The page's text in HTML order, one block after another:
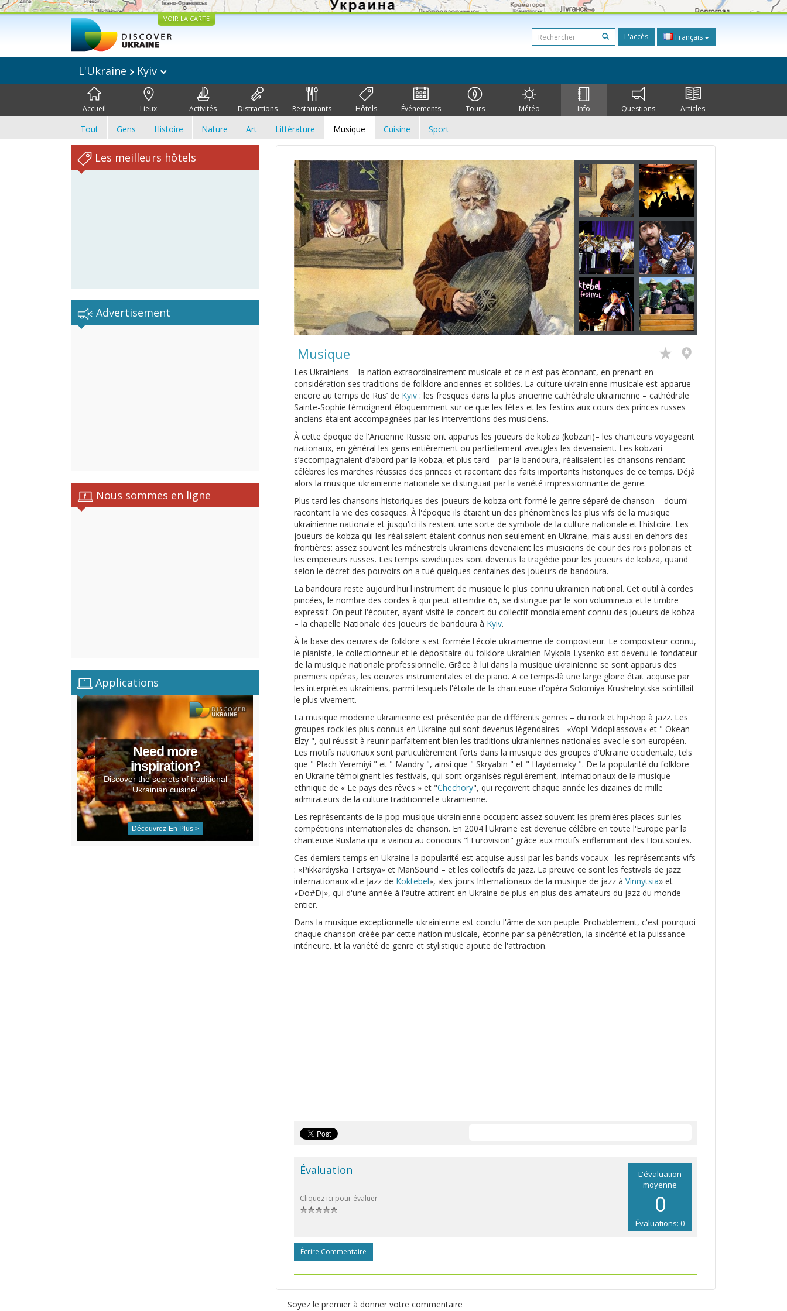
VOIR LA CARTE
L'accès Français
L'Ukraine Kyiv
Accueil Lieux Activités Distractions Restaurants Hôtels Événements Tours Météo Info Questions Articles
Tout Gens Histoire Nature Art Littérature Musique Cuisine Sport
Les meilleurs hôtels
Advertisement
Nous sommes en ligne
Applications
Need more
inspiration?
Discover the secrets of traditional
Ukrainian cuisine!
Découvrez-En Plus >
Musique
Les Ukrainiens – la nation extraordinairement musicale et ce n'est pas étonnant, en prenant en
considération ses traditions de folklore anciennes et solides. La culture ukrainienne musicale est apparue
encore au temps de Rus’ de Kyiv : les fresques dans la plus ancienne cathédrale ukrainienne – cathédrale
Sainte-Sophie témoignent éloquemment sur ce que les fêtes et les festins aux cours des princes russes
anciens étaient accompagnées par les interventions des musiciens.
À cette époque de l'Ancienne Russie ont apparus les joueurs de kobza (kobzari)– les chanteurs voyageant
nationaux, en général les gens entièrement ou partiellement aveugles les devenaient. Les kobzari
s’accompagnaient d'abord par la kobza, et plus tard – par la bandoura, réalisaient les chansons rendant
célèbres les marches réussies des princes et racontant des faits importants historiques de ce temps. Déjà
alors la musique ukrainienne nationale se distinguait par la variété impressionnante de genre.
Plus tard les chansons historiques des joueurs de kobza ont formé le genre séparé de chanson – doumi
racontant la vie des cosaques. À l'époque ils étaient un des phénomènes les plus vifs de la musique
ukrainienne nationale et jusqu'ici ils restent une sorte de symbole de la culture nationale et l'histoire. Les
joueurs de kobza qui les réalisaient étaient connus non seulement en Ukraine, mais aussi en dehors des
frontières: assez souvent les ménestrels ukrainiens devenaient les musiciens de cour des rois polonais et
les empereurs russes. Les temps soviétiques sont devenus la tragédie pour les joueurs de kobza, quand
selon le décret des pouvoirs on a tué quelques centaines des joueurs de bandoura.
La bandoura reste aujourd'hui l'instrument de musique le plus connu ukrainien national. Cet outil à cordes
pincées, le nombre des cordes à qui peut atteindre 65, se distingue par le son volumineux et le timbre
expressif. On peut l'écouter, ayant visité le concert du collectif mondialement connu des joueurs de kobza
– la chapelle Nationale des joueurs de bandoura à Kyiv.
À la base des oeuvres de folklore s'est formée l'école ukrainienne de compositeur. Le compositeur connu,
le pianiste, le collectionneur et le dépositaire du folklore ukrainien Mykola Lysenko est devenu le fondateur
de la musique nationale professionnelle. Grâce à lui dans la musique ukrainienne se sont apparus des
premiers opéras, les oeuvres instrumentales et de piano. A ce temps-là une large gloire était acquise par
les interprètes ukrainiens, parmi lesquels l'étoile de la chanteuse d'opéra Solomiya Krushelnytska scintillait
le plus vivement.
La musique moderne ukrainienne est présentée par de différents genres – du rock et hip-hop à jazz. Les
groupes rock les plus connus en Ukraine qui sont devenus légendaires - «Vopli Vidopliassova» et " Okean
Elzy ", qui réussit à reunir parfaitement bien les traditions ukrainiennes nationales avec le son européen.
Les motifs nationaux sont particulièrement forts dans la musique des groupes d'Ukraine occidentale, tels
que " Plach Yeremiyi " et " Mandry ", ainsi que " Skryabin " et " Haydamaky ". De la popularité du folklore
en Ukraine témoignent les festivals, qui sont organisés régulièrement, internationaux de la musique
ethnique de « Le pays des rêves » et "Chechory", qui reçoivent chaque année les dizaines de mille
admirateurs de la culture traditionnelle ukrainienne.
Les représentants de la pop-musique ukrainienne occupent assez souvent les premières places sur les
compétitions internationales de chanson. En 2004 l'Ukraine est devenue célébre en toute l'Europe par la
chanteuse Ruslana qui a vaincu au concours "l'Eurovision" grâce aux motifs enflammant des Houtsoules.
Ces derniers temps en Ukraine la popularité est acquise aussi par les bands vocaux– les représentants vifs
: «Pikkardiyska Tertsiya» et ManSound – et les collectifs de jazz. La preuve ce sont les festivals de jazz
internationaux «Le Jazz de Koktebel», «les jours Internationaux de la musique de jazz à Vinnytsia» et
«Do#Dj», qui d'une année à l'autre attirent en Ukraine de plus en plus des amateurs du jazz du monde
entier.
Dans la musique exceptionnelle ukrainienne est conclu l'âme de son peuple. Probablement, c'est pourquoi
chaque chanson créée par cette nation musicale, étonne par sa pénétration, la sincérité et la puissance
intérieure. Et la variété de genre et stylistique ajoute de l'attraction.
L'évaluation
moyenne
0
Évaluations: 0
Évaluation
Cliquez ici pour évaluer
Écrire Commentaire
Soyez le premier à donner votre commentaire